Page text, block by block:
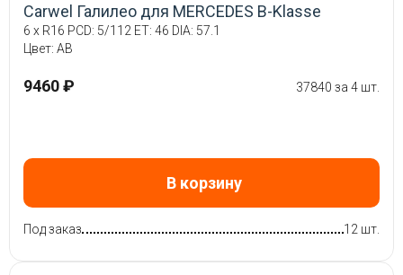
Carwel Галилео для MERCEDES B-Klasse
6 x R16 PCD: 5/112 ET: 46 DIA: 57.1
Цвет: AB
9460 ₽ 37840 за 4 шт.
В корзину
Под заказ 12 шт.